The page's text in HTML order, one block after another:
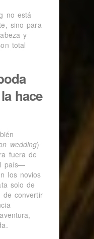
no está
sino para
y
total
hace
wedding)
fuera de
país—
los novios
solo de
de convertir